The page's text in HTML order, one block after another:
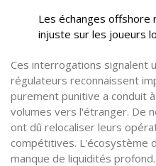
Les échanges offshore
injuste sur les joueurs
Ces interrogations signalent
régulateurs reconnaissent
purement punitive a conduit
volumes vers l'étranger. De
ont dû relocaliser leurs
compétitives. L'écosystème
manque de liquidités profond.